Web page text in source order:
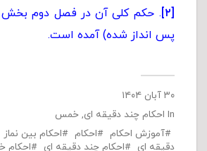
[۲]
پس انداز شده) آمده است.
۳۰ آبان ۱۴۰۴
In احکام چند دقیقه ای, خمس
آموزش احکام
احکام احکام بین نماز
دقیقه ای
احکام چند دقیقه ای